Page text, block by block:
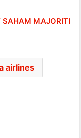
SAHAM MAJORITI
airlines